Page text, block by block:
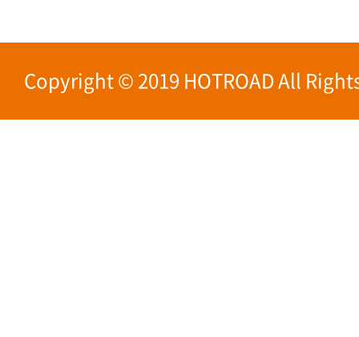
Copyright © 2019 HOTROAD All